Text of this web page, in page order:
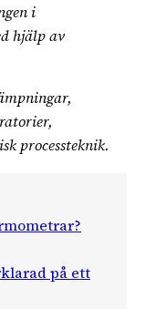
i
hjälp av
processteknik.
på ett